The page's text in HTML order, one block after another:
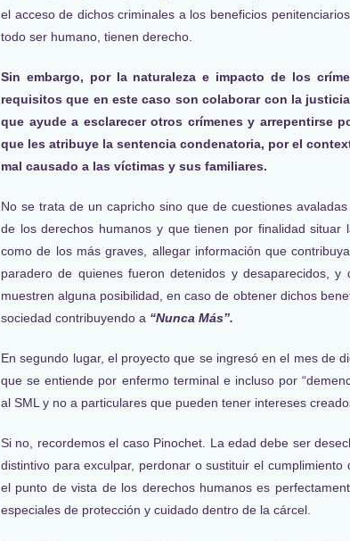
el acceso de dichos criminales a los beneficios
todo ser humano, tienen derecho.
Sin embargo, por la naturaleza e impacto de los
requisitos que en este caso son colaborar con la
que ayude a esclarecer otros crímenes y arrepentirse
que les atribuye la sentencia condenatoria, por el
mal causado a las víctimas y sus familiares.
No se trata de un capricho sino que de cuestiones
de los derechos humanos y que tienen por finalidad situar
como de los más graves, allegar información que
paradero de quienes fueron detenidos y desaparecidos,
muestren alguna posibilidad, en caso de obtener dichos
sociedad contribuyendo a “Nunca Más”.
En segundo lugar, el proyecto que se ingresó en el mes de
que se entiende por enfermo terminal e incluso por
al SML y no a particulares que pueden tener intereses
Si no, recordemos el caso Pinochet. La edad debe ser
distintivo para exculpar, perdonar o sustituir el
el punto de vista de los derechos humanos es
especiales de protección y cuidado dentro de la cárcel.